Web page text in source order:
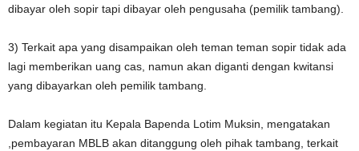
dibayar oleh sopir tapi dibayar oleh pengusaha (pemilik tambang).
3) Terkait apa yang disampaikan oleh teman teman sopir tidak ada
lagi memberikan uang cas, namun akan diganti dengan kwitansi
yang dibayarkan oleh pemilik tambang.
Dalam kegiatan itu Kepala Bapenda Lotim Muksin, mengatakan
,pembayaran MBLB akan ditanggung oleh pihak tambang, terkait